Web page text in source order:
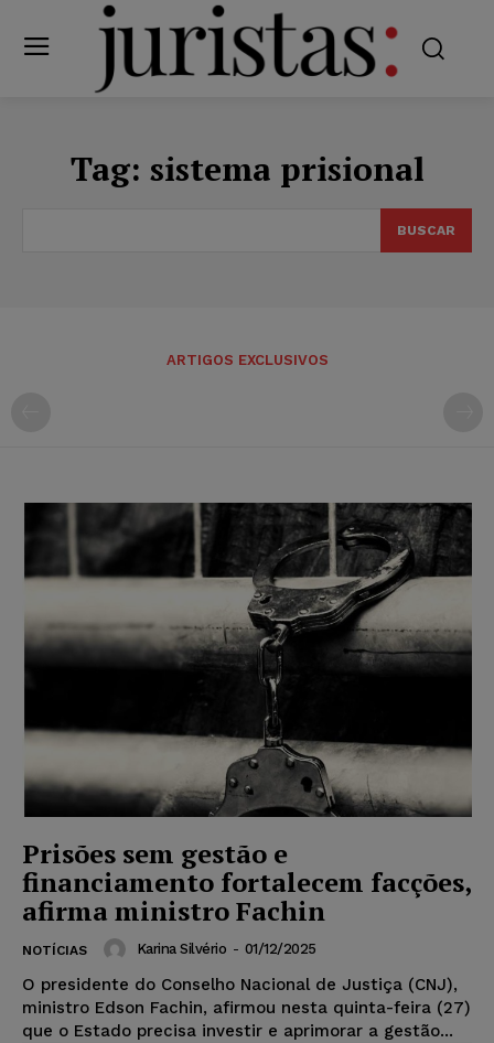
Tag: sistema prisional
BUSCAR
ARTIGOS EXCLUSIVOS
Prisões sem gestão e
financiamento fortalecem facções,
afirma ministro Fachin
NOTÍCIAS Karina Silvério - 01/12/2025
O presidente do Conselho Nacional de Justiça (CNJ),
ministro Edson Fachin, afirmou nesta quinta-feira (27)
que o Estado precisa investir e aprimorar a gestão...